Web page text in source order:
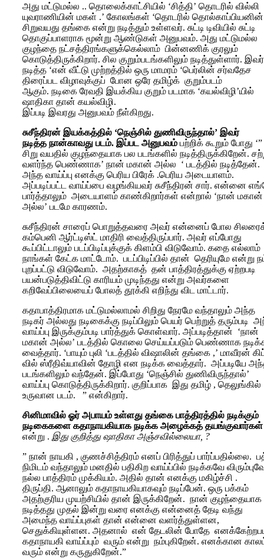
அது மட்டுமல்ல .. தொலைக்காட்சியில் ‘சித்தி’ தொடரில் வில்லி
யுவராணியின் மகள் .’ கோலங்கள் ‘தொடரில் தொல்காப்பியனின்
சிறுவயது தங்கை என்று நடித்தும் உள்ளவர். சுட்டி டிவியில் சுட்டி
தொகுப்பாளராக மூன்று ஆண்டுகள் அனுபவம். அது மட்டுமல்ல
குழந்தை நட்சத்திரங்களுக்கெல்லாம் பின்னணிக் குரலும்
கொடுத்திருக்கிறார். சில குறும்படங்களிலும் நடித்துள்ளார். இவர்
நடித்த ‘என் வீட்டு முற்றத்தில் ஒரு மாமரம் ‘பெர்லின் சர்வதேச
திரைப்பட விழாவுக்குப் போன ஒரே தமிழ்க் குறும்படம்
ஆகும். நடிகை ரேவதி இயக்கிய குறும் படமாக ‘கயல்விழி’யில்
ஷாதிகா தான் கயல்விழி.
இப்படி இவரது அனுபவம் நீள்கிறது.
சுசீந்திரன் இயக்கத்தில் ‘நெஞ்சில் துணிவிருந்தால்’ இவர்
நடித்த நான்காவது படம். இப்பட அனுபவம் பற்றிக் கூறும் போது ‘”
சிறு வயதில் குழந்தையாக பல படங்களில் நடித்திருக்கிறேன்.
வளர்ந்த பெண்ணாக’ நான் மகான் அல்ல ‘ படத்தில் நடித்தேன்.
அந்த வாய்ப்பு எனக்கு பெரிய பிரேக் .பெரிய அடையாளம்.
அப்படிப்பட்ட வாய்ப்பை வழங்கியவர் சுசீந்திரன் சார். என்னை
பார்த்தாலும் அடையாளம் காண்கிறார்கள் என்றால் ‘நான் மகான்
அல்ல’ படமே காரணம்.
சுசீந்திரன் சாரைப் பொறுத்தவரை அவர் என்னைப் போல
கம்பெனி ஆர்ட்டிஸ்ட் மாதிரி வைத்திருப்பார். அவர் எப்போது
கூப்பிட்டாலும் படப்பிடிப்புக்குக் கிளம்பி விடுவோம். கதை எல்லாம்
நாங்கள் கேட்க மாட்டோம். படப்பிடிப்பில் தான் தெரியுமே என்று
புறப்பட்டு விடுவோம். அதற்காகத் தன் பாத்திரத்துக்கு ஏற்றபடி
பயன்படுத்திவிட்டு காரியம் முடிந்தது என்று அவர்களை
கறிவேப்பிலையைப் போலத் தூக்கி எறிந்து விட மாட்டார்.
கதாபாத்திரமாக மட்டுமல்லாமல் சிறிது நேரமே வந்தாலும் அந்த
நடிகர் அல்லது நடிகைக்கு நடிப்பிலும் பெயர் பெற்றுத் தரும்படி
வாய்ப்பு இருக்கும்படி பார்த்துக் கொள்வார். அப்படித்தான் ‘நான்
மகான் அல்ல’ படத்தில் கொலை செய்யப்படும் பெண்ணாக
வைத்தார். ‘பாயும் புலி ‘படத்தில் விஷாலின் தங்கை ,’ மாவீரன்
வில் ஸ்ரீதிவ்யாவின் தோழி என நடிக்க வைத்தார். அப்படியே
படங்களிலும் வந்தேன். இப்போது ‘நெஞ்சில் துணிவிருந்தால்’
வாய்ப்பு கொடுத்திருக்கிறார். குறிப்பாக இது தமிழ் , தெலுங்கில்
உருவான படம். ” என்கிறார்.
சினிமாவில் ஓர் அபாயம் உள்ளது தங்கை பாத்திரத்தில் நடிக்கும்
நடிகைகளை கதாநாயகியாக நடிக்க அழைக்கத் தயங்குவார்கள்
என்று . இது குறித்து ஷாதிகா அஞ்சவில்லையா, ?
” நான் நாயகி , குணச்சித்திரம் எனப் பிரித்துப் பார்ப்பதில்லை.
நிமிடம் வந்தாலும் மனதில் பதிகிற வாய்ப்பில் நடிக்கவே
நல்ல பாத்திரம் முக்கியம். அதில் தான் எனக்கு மகிழ்ச்சி .
திருப்தி. ஆனாலும் கதாநாயகியாகவும் நடிப்பேன். ஒரு பக்கம்
அதற்குரிய முயற்சியில் தான் இருக்கிறேன். நான் குழந்தையாக
நடித்தது முதல் இன்று வரை எனக்கு என்னைத் தேடி வந்து
அமைந்த வாய்ப்புகள் தான் என்னை வளர்த்துள்ளன,
செதுக்கியுள்ளன. அதனால் என் தேடலின் போதே
கதாநாயகி வாய்ப்பும் வரும் என்று நம்புகிறேன். எனக்கான
வரும் என்று கருதுகிறேன்.”